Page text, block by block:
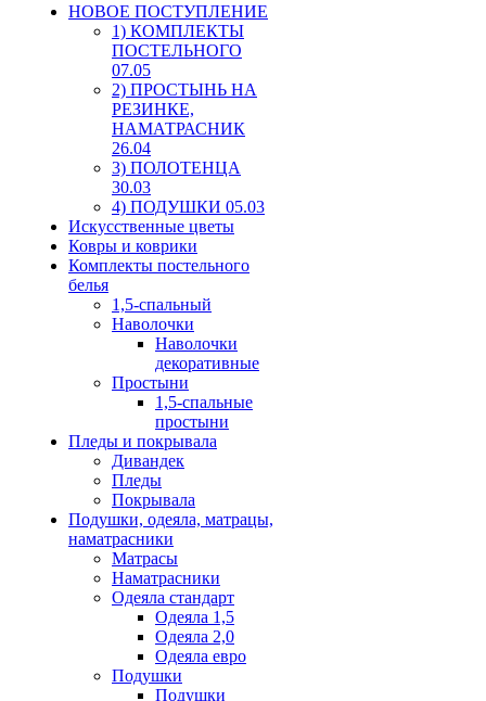
HОВОЕ ПОСТУПЛЕНИЕ
1) КОМПЛЕКТЫ
ПОСТЕЛЬНОГО
07.05
2) ПРОСТЫНЬ НА
РЕЗИНКЕ,
НАМАТРАСНИК
26.04
3) ПОЛОТЕНЦА
30.03
4) ПОДУШКИ 05.03
Искусственные цветы
Ковры и коврики
Комплекты постельного
белья
1,5-спальный
Наволочки
Наволочки
декоративные
Простыни
1,5-спальные
простыни
Пледы и покрывала
Дивандек
Пледы
Покрывала
Подушки, одеяла, матрацы,
наматрасники
Матрасы
Наматрасники
Одеяла стандарт
Одеяла 1,5
Одеяла 2,0
Одеяла евро
Подушки
Подушки